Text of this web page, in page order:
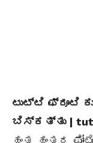
ಟುಟ್ಟಿ ಫ್ರೂಟಿ
ಬಿಸ್ಕತ್ತು |
ಹಂತ ಹಂತದ